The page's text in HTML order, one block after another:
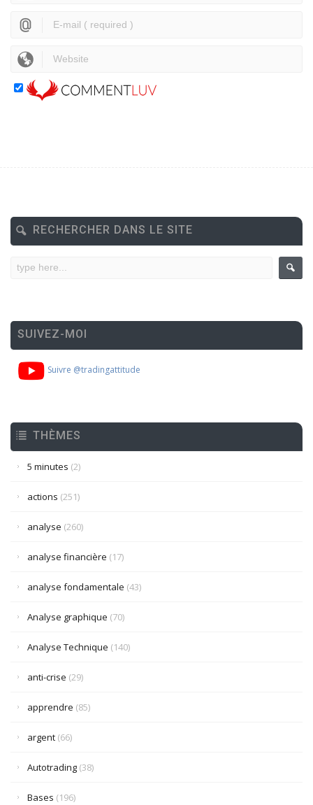
RECHERCHER DANS LE SITE
SUIVEZ-MOI
Suivre @tradingattitude
THÈMES
5 minutes (2)
actions (251)
analyse (260)
analyse financière (17)
analyse fondamentale (43)
Analyse graphique (70)
Analyse Technique (140)
anti-crise (29)
apprendre (85)
argent (66)
Autotrading (38)
Bases (196)